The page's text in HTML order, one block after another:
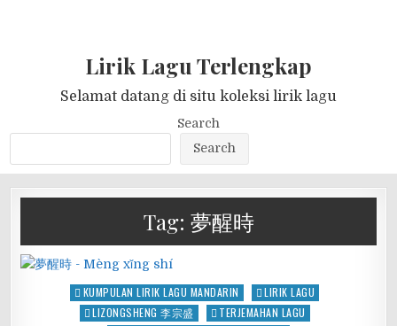
Lirik Lagu Terlengkap
Selamat datang di situ koleksi lirik lagu
Search
Search
Tag: 夢醒時
Posted
KUMPULAN LIRIK LAGU MANDARIN
LIRIK LAGU
LIZONGSHENG 李宗盛
TERJEMAHAN LAGU